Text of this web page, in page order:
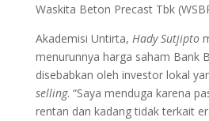
Waskita Beton Precast Tbk
Akademisi Untirta, Hady Sutjipto
menurunnya harga saham Bank
disebabkan oleh investor lokal
selling. “Saya menduga karena
rentan dan kadang tidak terkait